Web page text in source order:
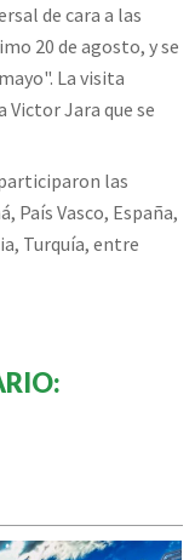
de cara a las
20 de agosto, y se
La visita
Jara que se
las
País Vasco, España,
Turquía, entre